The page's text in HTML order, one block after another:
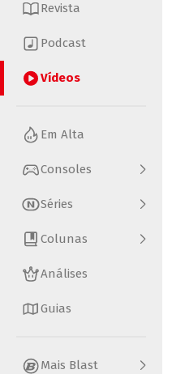
Revista
Podcast
Vídeos
Em Alta
Consoles
Séries
Colunas
Análises
Guias
Mais Blast